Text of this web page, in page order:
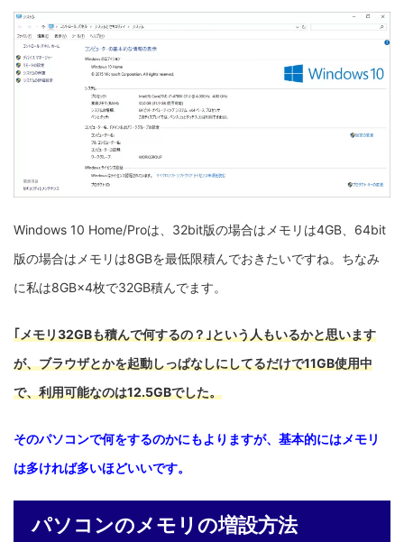
Windows 10 Home/Proは、32bit版の場合はメモリは4GB、64bit
版の場合はメモリは8GBを最低限積んでおきたいですね。ちなみ
に私は8GB×4枚で32GB積んでます。
｢メモリ32GBも積んで何するの？｣という人もいるかと思います
が、ブラウザとかを起動しっぱなしにしてるだけで11GB使用中
で、利用可能なのは12.5GBでした。
そのパソコンで何をするのかにもよりますが、基本的にはメモリ
は多ければ多いほどいいです。
パソコンのメモリの増設方法